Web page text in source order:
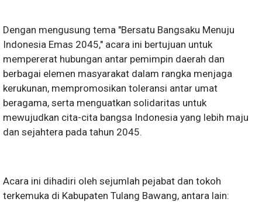
Dengan mengusung tema "Bersatu Bangsaku Menuju
Indonesia Emas 2045," acara ini bertujuan untuk
mempererat hubungan antar pemimpin daerah dan
berbagai elemen masyarakat dalam rangka menjaga
kerukunan, mempromosikan toleransi antar umat
beragama, serta menguatkan solidaritas untuk
mewujudkan cita-cita bangsa Indonesia yang lebih maju
dan sejahtera pada tahun 2045.
Acara ini dihadiri oleh sejumlah pejabat dan tokoh
terkemuka di Kabupaten Tulang Bawang, antara lain: